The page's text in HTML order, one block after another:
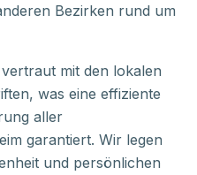
Bezirken rund um
mit den lokalen
was eine effiziente
aller
garantiert. Wir legen
und persönlichen